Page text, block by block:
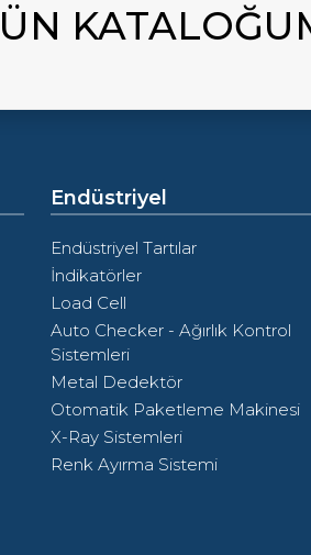
Endüstriyel
Endüstriyel Tartılar
İndikatörler
Load Cell
Auto Checker - Ağırlık Kontrol
Sistemleri
Metal Dedektör
Otomatik Paketleme Makinesi
X-Ray Sistemleri
Renk Ayırma Sistemi